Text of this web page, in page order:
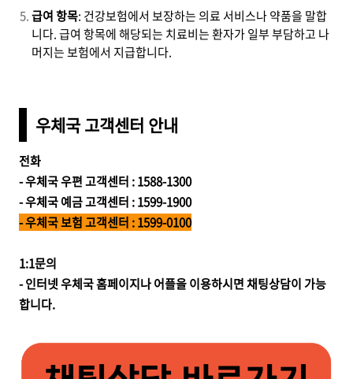
급여 항목: 건강보험에서 보장하는 의료 서비스나 약품을 말합
니다. 급여 항목에 해당되는 치료비는 환자가 일부 부담하고 나
머지는 보험에서 지급합니다.
우체국 고객센터 안내
전화
- 우체국 우편 고객센터 : 1588-1300
- 우체국 예금 고객센터 : 1599-1900
- 우체국 보험 고객센터 : 1599-0100
1:1문의
- 인터넷 우체국 홈페이지나 어플을 이용하시면 채팅상담이 가능
합니다.